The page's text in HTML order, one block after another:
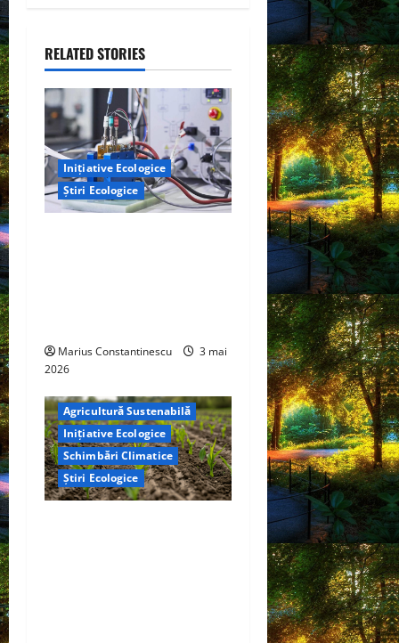
g
a
t
i
o
RELATED STORIES
Inițiative Ecologice
Știri Ecologice
Marius Constantinescu
3 mai
2026
Agricultură Sustenabilă
Inițiative Ecologice
Schimbări Climatice
Știri Ecologice